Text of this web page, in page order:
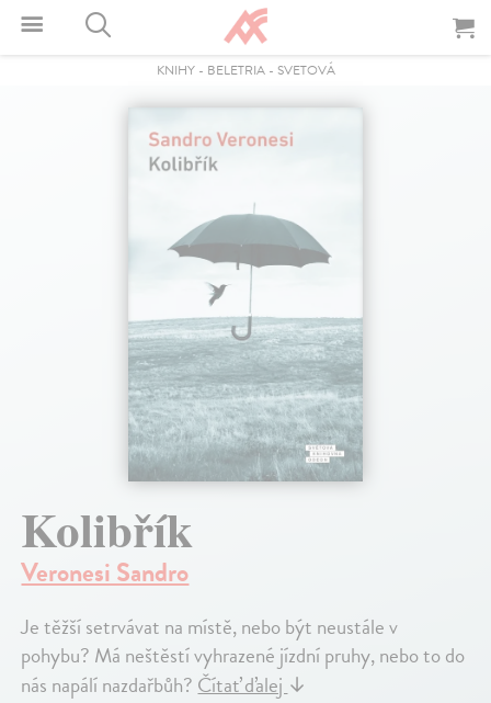
KNIHY- BELETRIA- SVETOVÁ
Kolibřík
Veronesi Sandro
Je těžší setrvávat na místě, nebo být neustále v
pohybu? Má neštěstí vyhrazené jízdní pruhy, nebo to do
nás napálí nazdařbůh?Čítať ďalej↓